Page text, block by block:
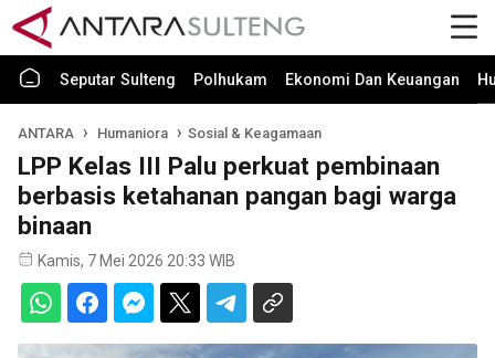
Seputar Sulteng Polhukam Ekonomi Dan Keuangan
ANTARA Humaniora Sosial & Keagamaan
LPP Kelas III Palu perkuat pembinaan
berbasis ketahanan pangan bagi warga
binaan
Kamis, 7 Mei 2026 20:33 WIB